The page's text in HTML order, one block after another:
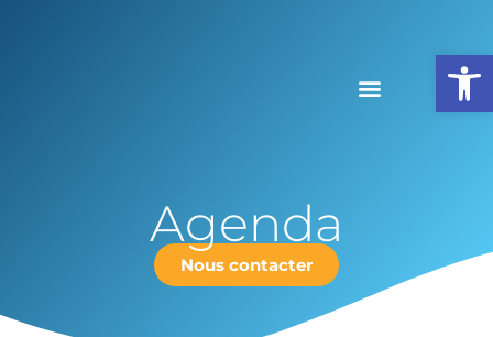
Nous contacter
Agenda
« Tous les Évènements